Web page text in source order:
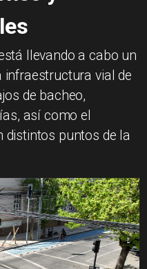
llevando a cabo un
infraestructura vial de
de bacheo,
así como el
distintos puntos de la